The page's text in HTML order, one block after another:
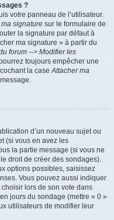
?
votre panneau de l’utilisateur.
signature sur le formulaire de
la signature par défaut à
ma signature » à partir du
forum --> Modifier les
toujours empêcher une
la caseAttacher ma
d’un nouveau sujet ou
(si vous en avez les
la partie message (si vous ne
droit de créer des sondages).
options possibles, saisissez
Vous pouvez aussi indiquer
lors de son vote dans
jours du sondage (mettre « 0 »
utilisateurs de modifier leur